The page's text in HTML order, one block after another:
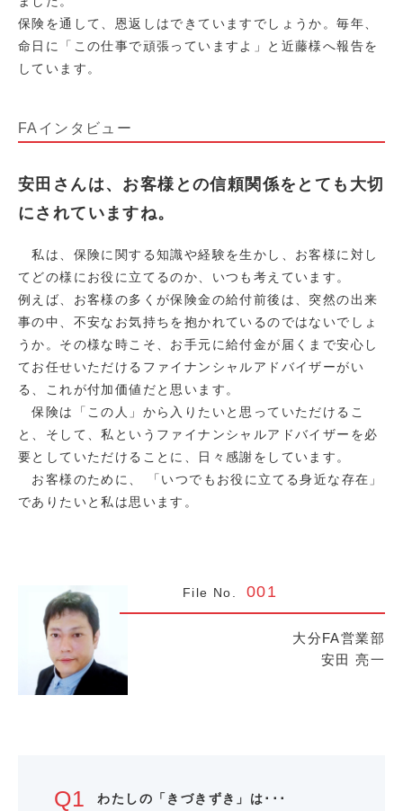
保険を通して、恩返しはできていますでしょうか。毎年、
命日に「この仕事で頑張っていますよ」と近藤様へ報告を
しています。
FAインタビュー
安田さんは、お客様との信頼関係をとても大切
にされていますね。
私は、保険に関する知識や経験を生かし、お客様に対し
てどの様にお役に立てるのか、いつも考えています。
例えば、お客様の多くが保険金の給付前後は、突然の出来
事の中、不安なお気持ちを抱かれているのではないでしょ
うか。その様な時こそ、お手元に給付金が届くまで安心し
てお任せいただけるファイナンシャルアドバイザーがい
る、これが付加価値だと思います。
保険は「この人」から入りたいと思っていただけるこ
と、そして、私というファイナンシャルアドバイザーを必
要としていただけることに、日々感謝をしています。
お客様のために、 「いつでもお役に立てる身近な存在」
でありたいと私は思います。
File No. 001
大分FA営業部
安田 亮一
わたしの「きづきずき」は･･･